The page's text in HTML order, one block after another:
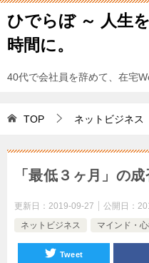
ひでらぼ ～ 人生
時間に。
40代で会社員を辞めて、在宅
TOP ネットビジネス
「最低３ヶ月」の
更新日： 2019-09-27 公開日：
ネットビジネス
マインド・心
Tweet